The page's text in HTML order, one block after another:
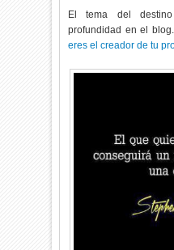
El tema del
profundidad en el
eres el creador de tu